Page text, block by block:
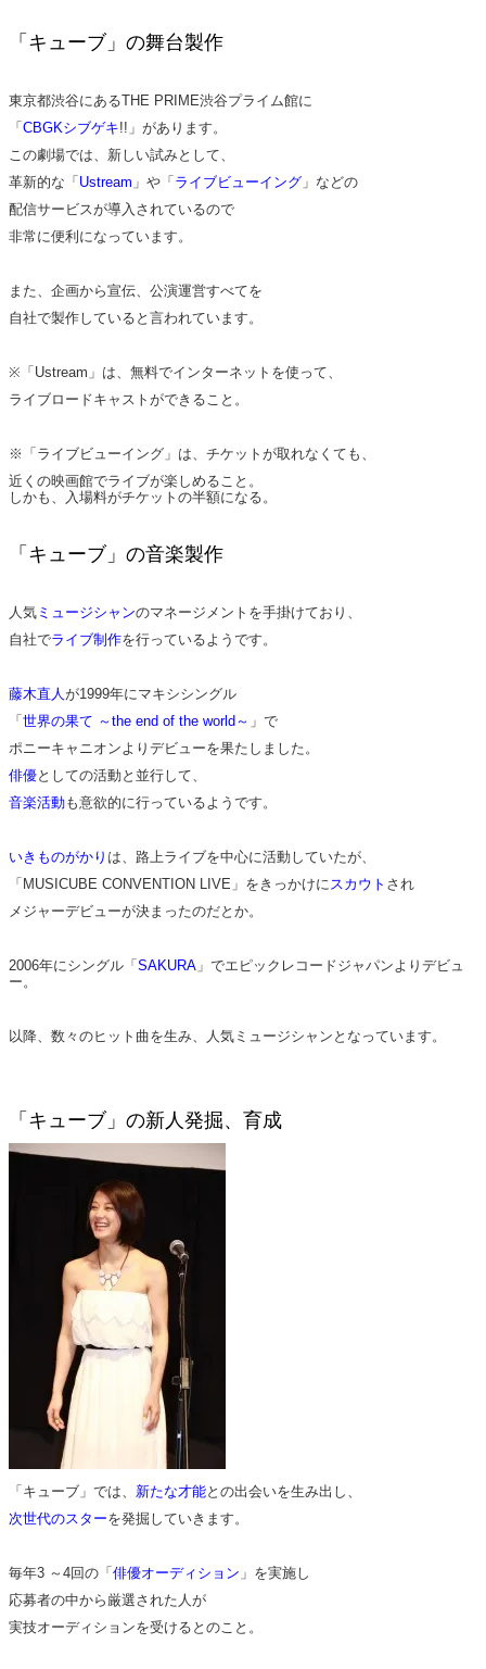
「キューブ」の舞台製作
東京都渋谷にあるTHE PRIME渋谷プライム館に
「 CBGKシブゲキ!!」があります。
この劇場では、新しい試みとして、
革新的な「 Ustream 」や「 ライブビューイング 」などの
配信サービスが導入されているので
非常に便利になっています。
また、企画から宣伝、公演運営すべてを
自社で製作していると言われています。
※「Ustream」は、無料でインターネットを使って、
ライブロードキャストができること。
※「ライブビューイング」は、チケットが取れなくても、
近くの映画館でライブが楽しめること。
しかも、入場料がチケットの半額になる。
「キューブ」の音楽製作
人気 ミュージシャンのマネージメントを手掛けており、
自社でライブ制作を行っているようです。
藤木直人が1999年にマキシシングル
「 世界の果て ～the end of the world～ 」で
ポニーキャニオンよりデビューを果たしました。
俳優としての活動と並行して、
音楽活動も意欲的に行っているようです。
いきものがかり は、路上ライブを中心に活動していたが、
「MUSICUBE CONVENTION LIVE」をきっかけにスカウト され
メジャーデビューが決まったのだとか。
2006年にシングル「 SAKURA 」でエピックレコードジャパンよりデビュ
ー。
以降、数々のヒット曲を生み、人気ミュージシャンとなっています。
「キューブ」の新人発掘、育成
「キューブ」では、 新たな才能との出会いを生み出し、
次世代のスターを発掘していきます。
毎年3 ～4回の「 俳優オーディション 」を実施し
応募者の中から厳選された人が
実技オーディションを受けるとのこと。